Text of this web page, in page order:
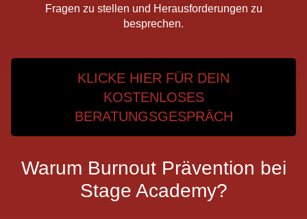
Fragen zu stellen und Herausforderungen zu
besprechen.
KLICKE HIER FÜR DEIN
KOSTENLOSES
BERATUNGSGESPRÄCH
Warum Burnout Prävention bei
Stage Academy?